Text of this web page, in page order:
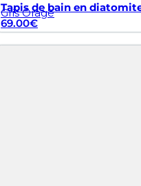
Tapis de bain en
Gris Orage
69.00€